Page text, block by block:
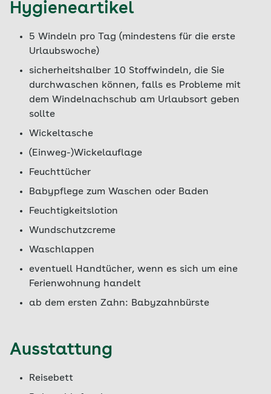
Hygieneartikel
5 Windeln pro Tag (mindestens für die erste
Urlaubswoche)
sicherheitshalber 10 Stoffwindeln, die Sie
durchwaschen können, falls es Probleme mit
dem Windelnachschub am Urlaubsort geben
sollte
Wickeltasche
(Einweg-)Wickelauflage
Feuchttücher
Babypflege zum Waschen oder Baden
Feuchtigkeitslotion
Wundschutzcreme
Waschlappen
eventuell Handtücher, wenn es sich um eine
Ferienwohnung handelt
ab dem ersten Zahn: Babyzahnbürste
Ausstattung
Reisebett